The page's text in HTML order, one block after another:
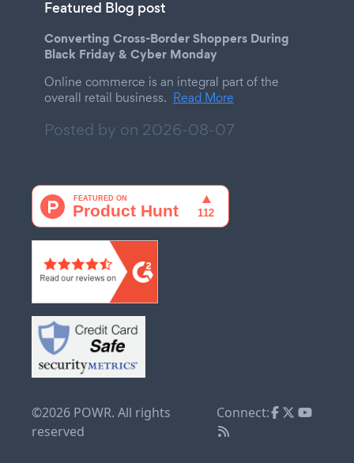
Featured Blog post
Converting Cross-Border Shoppers During
Black Friday & Cyber Monday
Online commerce is an integral part of the
overall retail business. Read More
Posted by on 2026-08-07
©2026 POWR. All rights
reserved
Connect: